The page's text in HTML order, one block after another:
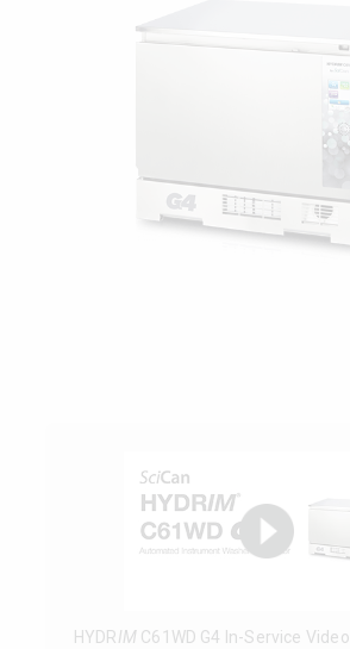
HYDRIM C61WD G4 In-Service Video